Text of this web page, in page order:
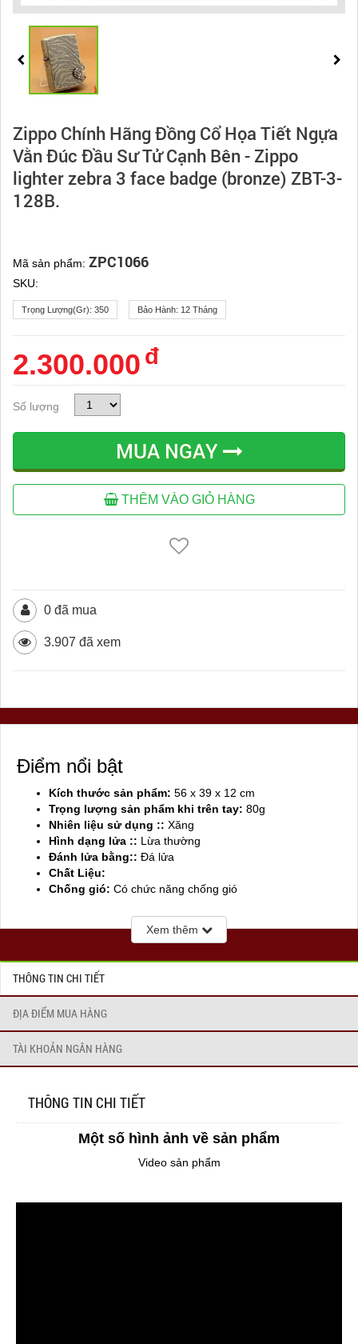
Zippo Chính Hãng Đồng Cổ Họa Tiết Ngựa
Vằn Đúc Đầu Sư Tử Cạnh Bên - Zippo
lighter zebra 3 face badge (bronze) ZBT-3-
128B.
Mã sản phẩm: ZPC1066
SKU:
Trọng Lượng(gr): 350 Bảo Hành: 12 Tháng
2.300.000 đ
Số lượng
MUA NGAY
THÊM VÀO GIỎ HÀNG
0 đã mua
3.907 đã xem
Điểm nổi bật
Kích thước sản phẩm: 56 x 39 x 12 cm
Trọng lượng sản phẩm khi trên tay: 80g
Nhiên liệu sử dụng :: Xăng
Hình dạng lửa :: Lừa thường
Đánh lửa bằng:: Đá lửa
Chất Liệu:
Chống gió: Có chức năng chống gió
Xem thêm
THÔNG TIN CHI TIẾT
ĐỊA ĐIỂM MUA HÀNG
TÀI KHOẢN NGÂN HÀNG
THÔNG TIN CHI TIẾT
Một số hình ảnh về sản phẩm
Video sản phẩm